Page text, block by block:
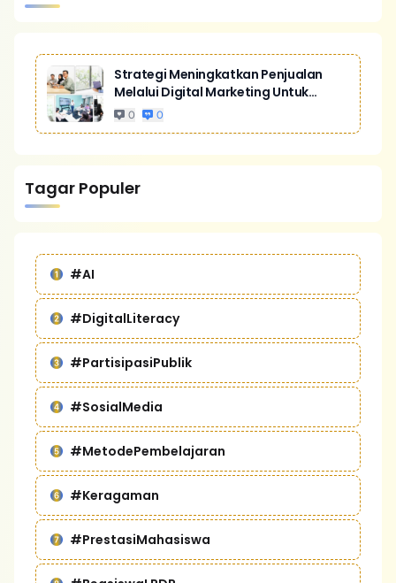
Strategi Meningkatkan Penjualan
Melalui Digital Marketing Untuk
Bisnis Yang Lebih Kompetitif
0 0
Tagar Populer
#AI
#DigitalLiteracy
#PartisipasiPublik
#SosialMedia
#MetodePembelajaran
#Keragaman
#PrestasiMahasiswa